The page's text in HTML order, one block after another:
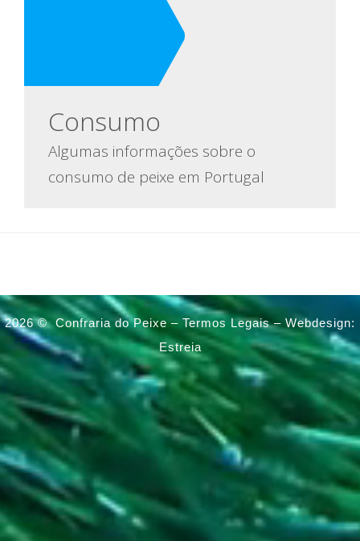
Consumo
Algumas informações sobre o
consumo de peixe em Portugal
2026 © Confraria do Peixe – Termos Legais– Webdesign:
Estreia